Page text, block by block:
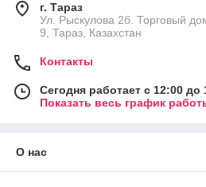
г. Тараз
Ул. Рыскулова 2б. Торговый
9, Тараз, Казахстан
Контакты
Сегодня работает с 12:00 до
Показать весь график
О нас